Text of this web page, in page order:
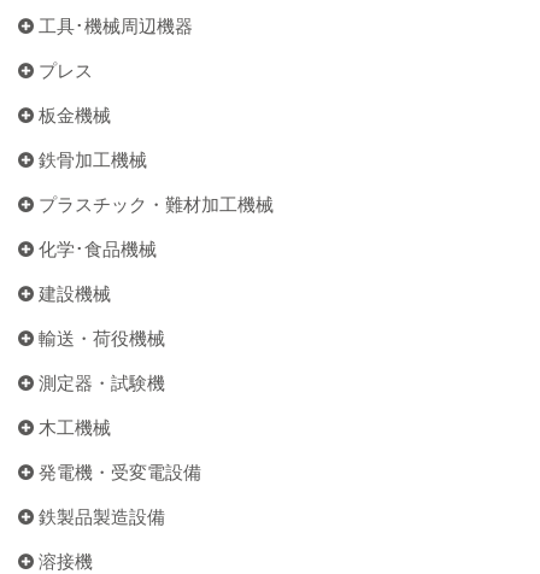
工具･機械周辺機器
プレス
板金機械
鉄骨加工機械
プラスチック・難材加工機械
化学･食品機械
建設機械
輸送・荷役機械
測定器・試験機
木工機械
発電機・受変電設備
鉄製品製造設備
溶接機